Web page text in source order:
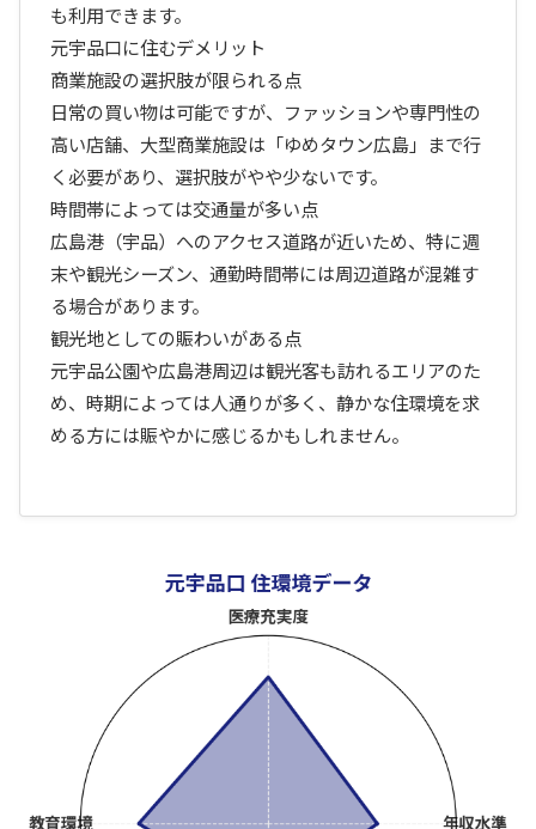
も利用できます。
元宇品口に住むデメリット
商業施設の選択肢が限られる点
日常の買い物は可能ですが、ファッションや専門性の
高い店舗、大型商業施設は「ゆめタウン広島」まで行
く必要があり、選択肢がやや少ないです。
時間帯によっては交通量が多い点
広島港（宇品）へのアクセス道路が近いため、特に週
末や観光シーズン、通勤時間帯には周辺道路が混雑す
る場合があります。
観光地としての賑わいがある点
元宇品公園や広島港周辺は観光客も訪れるエリアのた
め、時期によっては人通りが多く、静かな住環境を求
める方には賑やかに感じるかもしれません。